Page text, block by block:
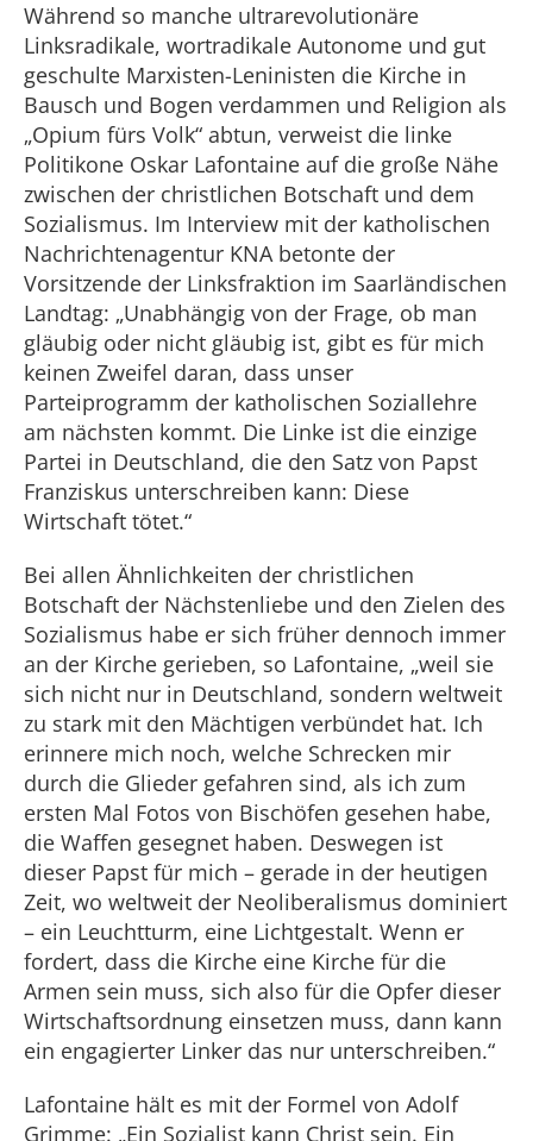
Während so manche ultrarevolutionäre
Linksradikale, wortradikale Autonome und gut
geschulte Marxisten-Leninisten die Kirche in
Bausch und Bogen verdammen und Religion als
„Opium fürs Volk“ abtun, verweist die linke
Politikone Oskar Lafontaine auf die große Nähe
zwischen der christlichen Botschaft und dem
Sozialismus. Im Interview mit der katholischen
Nachrichtenagentur KNA betonte der
Vorsitzende der Linksfraktion im Saarländischen
Landtag: „Unabhängig von der Frage, ob man
gläubig oder nicht gläubig ist, gibt es für mich
keinen Zweifel daran, dass unser
Parteiprogramm der katholischen Soziallehre
am nächsten kommt. Die Linke ist die einzige
Partei in Deutschland, die den Satz von Papst
Franziskus unterschreiben kann: Diese
Wirtschaft tötet.“
Bei allen Ähnlichkeiten der christlichen
Botschaft der Nächstenliebe und den Zielen des
Sozialismus habe er sich früher dennoch immer
an der Kirche gerieben, so Lafontaine, „weil sie
sich nicht nur in Deutschland, sondern weltweit
zu stark mit den Mächtigen verbündet hat. Ich
erinnere mich noch, welche Schrecken mir
durch die Glieder gefahren sind, als ich zum
ersten Mal Fotos von Bischöfen gesehen habe,
die Waffen gesegnet haben. Deswegen ist
dieser Papst für mich – gerade in der heutigen
Zeit, wo weltweit der Neoliberalismus dominiert
– ein Leuchtturm, eine Lichtgestalt. Wenn er
fordert, dass die Kirche eine Kirche für die
Armen sein muss, sich also für die Opfer dieser
Wirtschaftsordnung einsetzen muss, dann kann
ein engagierter Linker das nur unterschreiben.“
Lafontaine hält es mit der Formel von Adolf
Grimme: „Ein Sozialist kann Christ sein. Ein